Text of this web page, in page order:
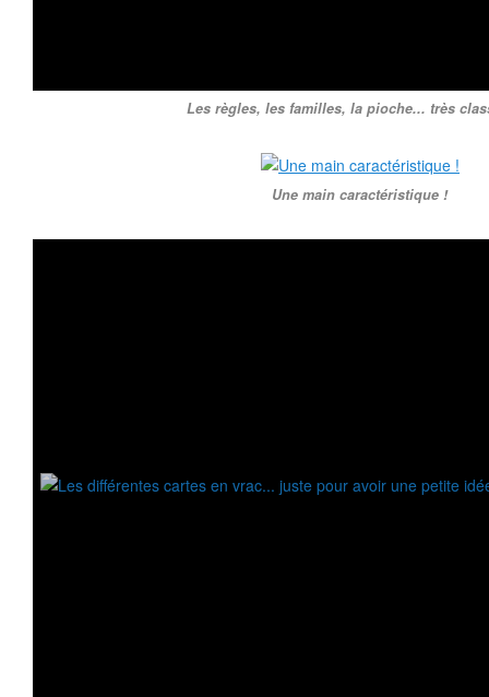
Les règles, les familles, la pioche... très
Une main caractéristique !